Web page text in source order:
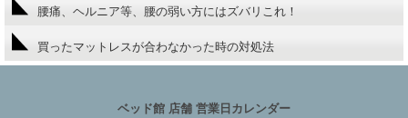
腰痛、ヘルニア等、腰の弱い方にはズバリこれ！
買ったマットレスが合わなかった時の対処法
ベッド館 店舗 営業日カレンダー